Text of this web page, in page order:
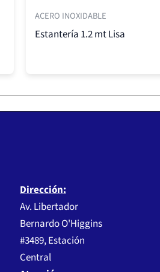
ACERO INOXIDABLE
Estantería 1.2 mt Lisa
Dirección:
Av. Libertador
Bernardo O'Higgins
#3489, Estación
Central